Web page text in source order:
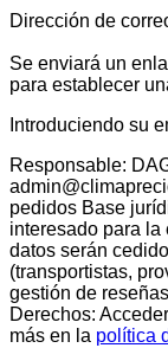
Dirección de
Se enviará un
para establecer
Introduciendo su
Responsable:
pedidos Base
interesado para
datos serán
(transportistas,
gestión de
Derechos:
más en la política